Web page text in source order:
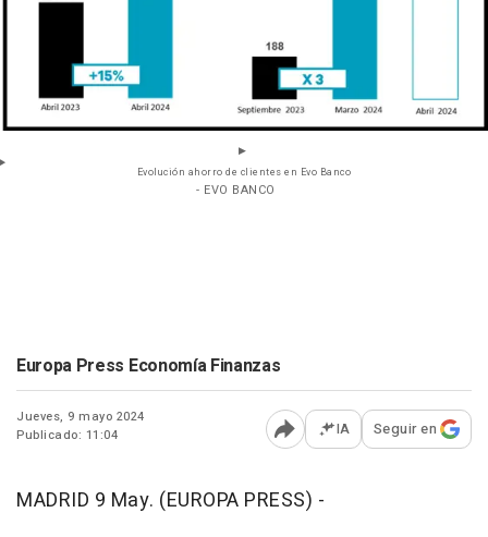
Evolución ahorro de clientes en Evo Banco
- EVO BANCO
Europa Press Economía Finanzas
Jueves, 9 mayo 2024
Publicado: 11:04
Abrir opciones para
IA Seguir en
MADRID 9 May. (EUROPA PRESS) -